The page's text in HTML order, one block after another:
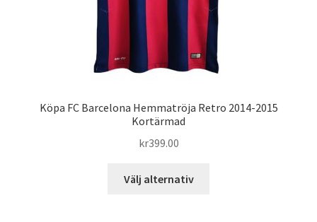
Köpa FC Barcelona Hemmatröja Retro 2014-2015
Kortärmad
kr399.00
Välj alternativ